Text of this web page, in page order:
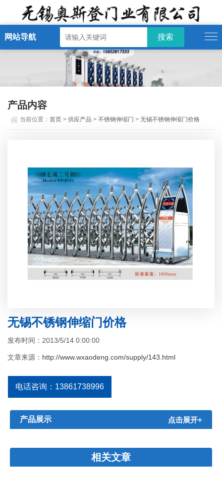
网站导航
产品内容
当前位置：首页 >供应产品 >不锈钢伸缩门 >无锡不锈钢伸缩门价格
无锡不锈钢伸缩门价格
发布时间：2013/5/14 0:00:00
文章来源： http://www.wxaodeng.com/supply/143.html
电话咨询：13861738996
产品展示 点击展开+
相关文章